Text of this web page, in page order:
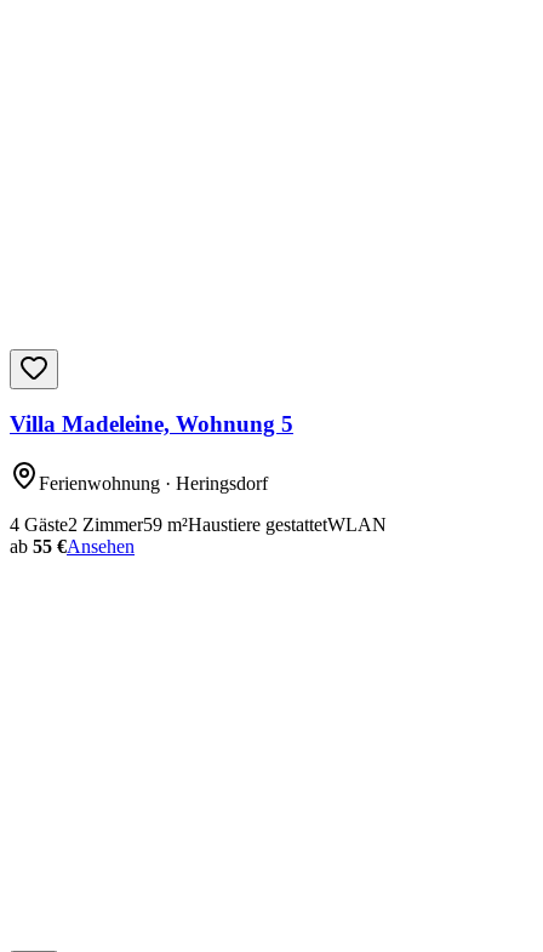
Villa Madeleine, Wohnung 5
Ferienwohnung · Heringsdorf
4 Gäste2 Zimmer59 m²Haustiere gestattetWLAN
ab 55 €Ansehen